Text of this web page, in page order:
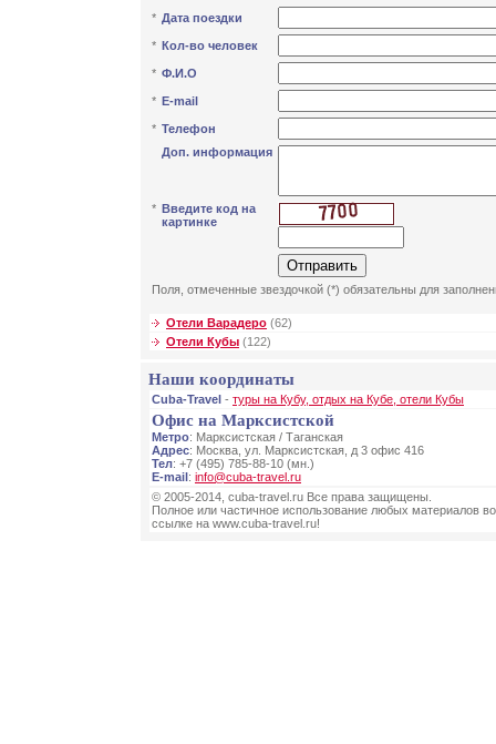
* Дата поездки
* Кол-во человек
* Ф.И.О
* E-mail
* Телефон
Доп. информация
* Введите код на
картинке
Поля, отмеченные звездочкой (*) обязательны для
Отели Варадеро (62)
Отели Кубы (122)
Наши координаты
Cuba-Travel - туры на Кубу, отдых на Кубе, отели Кубы
Офис на Марксистской
Метро: Марксистская / Таганская
Адрес: Москва, ул. Марксистская, д 3 офис 416
Тел: +7 (495) 785-88-10 (мн.)
E-mail: info@cuba-travel.ru
© 2005-2014, cuba-travel.ru Все права защищены.
Полное или частичное использование любых материалов
ссылке на www.cuba-travel.ru!